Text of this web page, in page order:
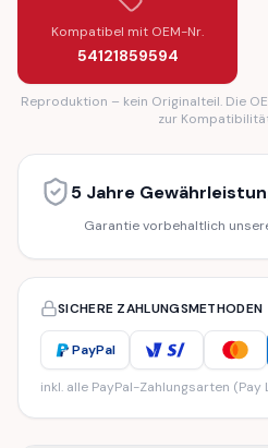
Kompatibel mit OEM-Nr.
54121859594
Reproduktion – kein Originalteil. Die
zur
5 Jahre
Garantie vorbehaltlich
SICHERE ZAHLUNGSMETHODEN
PayPal
inkl. alle PayPal-Zahlungsarten (Pay